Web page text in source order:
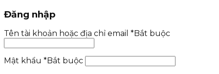
Đăng nhập
Tên tài khoản hoặc địa chỉ email *Bắt buộc
Mật khẩu *Bắt buộc